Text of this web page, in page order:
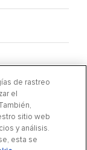
de rastreo
el
sitio web
y análisis.
esta se